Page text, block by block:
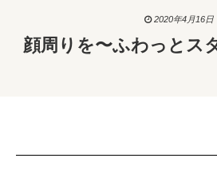
2020年4月16日
顔周りを〜ふわっとス